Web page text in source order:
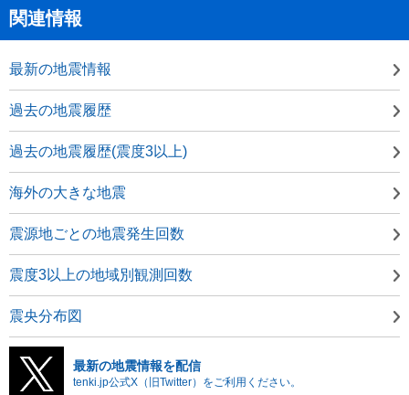
関連情報
最新の地震情報
過去の地震履歴
過去の地震履歴(震度3以上)
海外の大きな地震
震源地ごとの地震発生回数
震度3以上の地域別観測回数
震央分布図
最新の地震情報を配信
tenki.jp公式X（旧Twitter）をご利用ください。